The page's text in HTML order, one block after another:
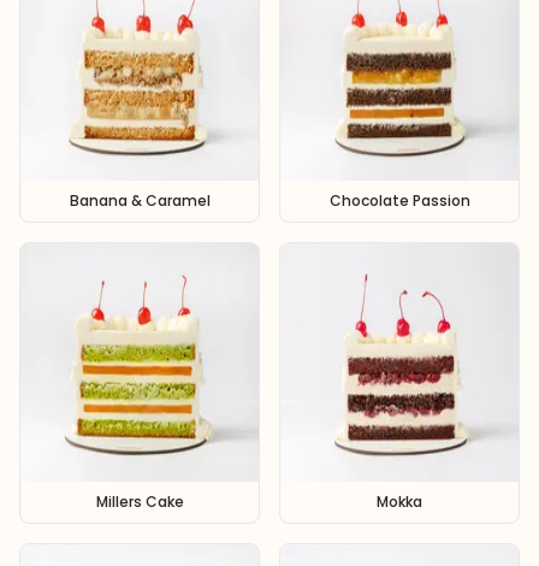
Banana & Caramel Chocolate Passion
Millers Cake Mokka